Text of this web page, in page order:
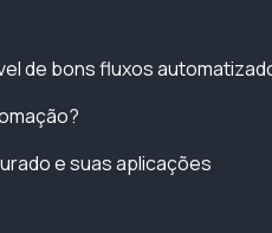
de bons fluxos
e suas aplicações